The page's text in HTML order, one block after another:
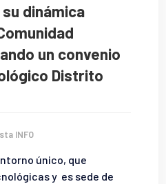
dinámica
un convenio
Distrito
INFO
único, que
y es sede de